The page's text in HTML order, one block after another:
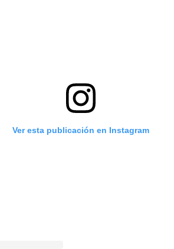
Ver esta publicación en Instagram